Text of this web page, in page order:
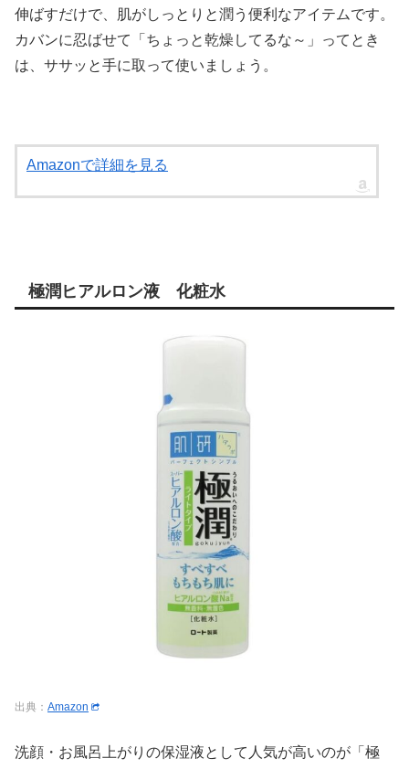
伸ばすだけで、肌がしっとりと潤う便利なアイテムです。
カバンに忍ばせて「ちょっと乾燥してるな～」ってとき
は、ササッと手に取って使いましょう。
Amazonで詳細を見る
極潤ヒアルロン液 化粧水
出典： Amazon
洗顔・お風呂上がりの保湿液として人気が高いのが「極